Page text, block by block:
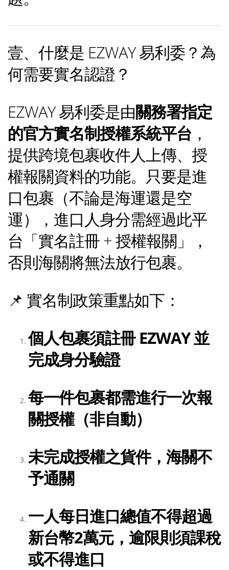
壹、什麼是 EZWAY 易利委？為
何需要實名認證？
EZWAY 易利委是由關務署指定
的官方實名制授權系統平台 ，
提供跨境包裹收件人上傳、授
權報關資料的功能。只要是進
口包裹（不論是海運還是空
運），進口人身分需經過此平
台「實名註冊 + 授權報關」，
否則海關將無法放行包裹。
📌 實名制政策重點如下：
個人包裹須註冊 EZWAY 並
完成身分驗證
每一件包裹都需進行一次報
關授權（非自動）
未完成授權之貨件，海關不
予通關
一人每日進口總值不得超過
新台幣2萬元，逾限則須課稅
或不得進口